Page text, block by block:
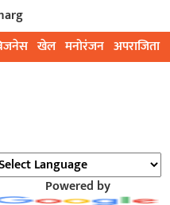
खेल मनोरंजन अपराजिता
Powered by